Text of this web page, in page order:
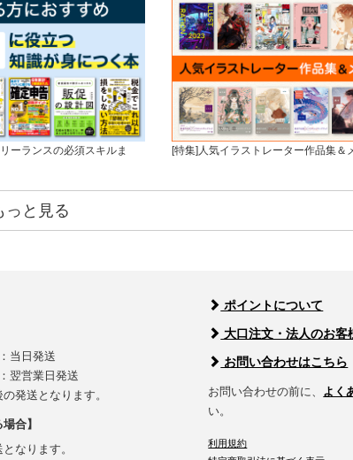
ーランスの必須スキルま
[特集]人気イラストレーター作品集＆
っと見る
当日発送
翌営業日発送
発送となります。
合】
なります。
ポイントについて
大口注文・法人のお客
お問い合わせはこちら
お問い合わせの前に、 よく
い。
利用規約